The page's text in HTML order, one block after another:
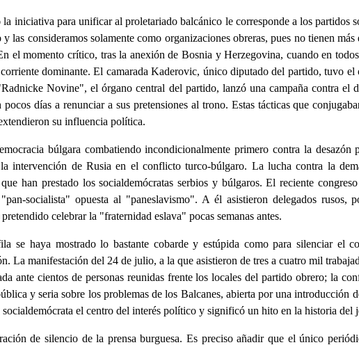
iniciativa para unificar al proletariado balcánico le corresponde a los partidos
las consideramos solamente como organizaciones obreras, pues no tienen
el momento crítico, tras la anexión de Bosnia y Herzegovina, cuando en
dominante. El camarada Kaderovic, único diputado del partido, tuvo
Novine", el órgano central del partido, lanzó una campaña contra
pocos días a renunciar a sus pretensiones al trono. Estas tácticas que
su influencia política.
búlgara combatiendo incondicionalmente primero contra la
intervención de Rusia en el conflicto turco-búlgaro. La lucha contra la
han prestado los socialdemócratas serbios y búlgaros. El reciente
socialista" opuesta al "paneslavismo". A él asistieron delegados rusos,
celebrar la "fraternidad eslava" pocas semanas antes.
se haya mostrado lo bastante cobarde y estúpida como para silenciar el
La manifestación del 24 de julio, a la que asistieron de tres a cuatro mil
ante cientos de personas reunidas frente los locales del partido obrero; la
y seria sobre los problemas de los Balcanes, abierta por una introducción
el centro del interés político y significó un hito en la historia del
de silencio de la prensa burguesa. Es preciso añadir que el único